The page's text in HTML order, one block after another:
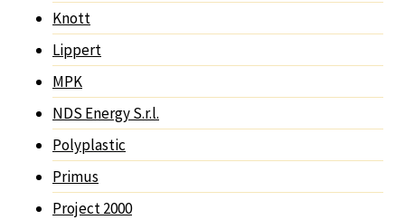
Knott
Lippert
MPK
NDS Energy S.r.l.
Polyplastic
Primus
Project 2000